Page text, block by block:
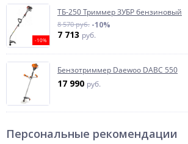
-10%
ТБ-250 Триммер ЗУБР бензиновый
8 570 руб. -10%
7 713 руб.
Бензотриммер Daewoo DABC 550
17 990 руб.
Персональные рекомендации